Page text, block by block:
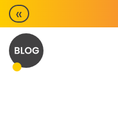
Skip
to
content
«